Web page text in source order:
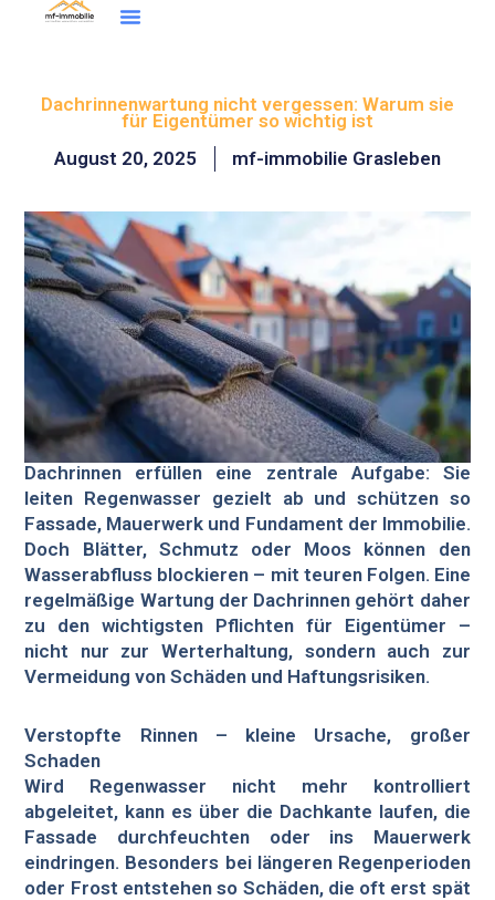
springen
Dachrinnenwartung nicht vergessen: Warum sie
für Eigentümer so wichtig ist
August 20, 2025
mf-immobilie Grasleben
Dachrinnen erfüllen eine zentrale Aufgabe: Sie
leiten Regenwasser gezielt ab und schützen so
Fassade, Mauerwerk und Fundament der Immobilie.
Doch Blätter, Schmutz oder Moos können den
Wasserabfluss blockieren – mit teuren Folgen. Eine
regelmäßige Wartung der Dachrinnen gehört daher
zu den wichtigsten Pflichten für Eigentümer –
nicht nur zur Werterhaltung, sondern auch zur
Vermeidung von Schäden und Haftungsrisiken.
Verstopfte Rinnen – kleine Ursache, großer
Schaden
Wird Regenwasser nicht mehr kontrolliert
abgeleitet, kann es über die Dachkante laufen, die
Fassade durchfeuchten oder ins Mauerwerk
eindringen. Besonders bei längeren Regenperioden
oder Frost entstehen so Schäden, die oft erst spät